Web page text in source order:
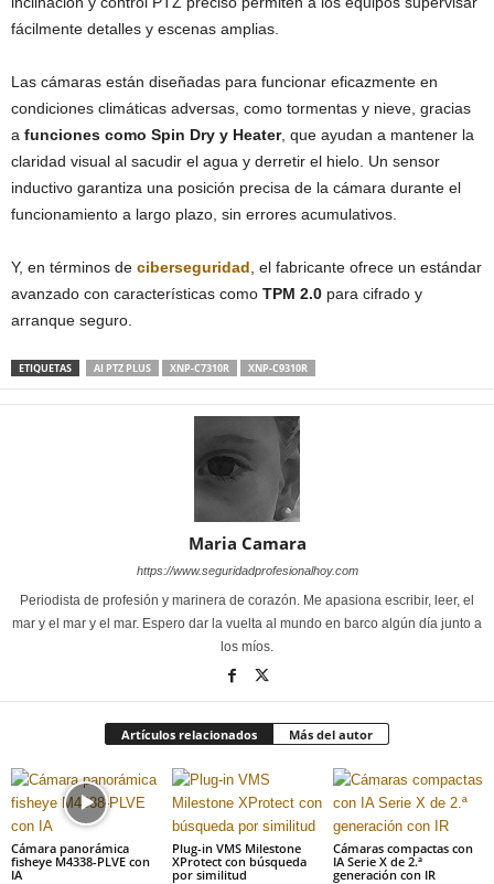
fácilmente detalles y escenas amplias.
Las cámaras están diseñadas para funcionar eficazmente en
condiciones climáticas adversas, como tormentas y nieve, gracias
a funciones como Spin Dry y Heater, que ayudan a mantener la
claridad visual al sacudir el agua y derretir el hielo. Un sensor
inductivo garantiza una posición precisa de la cámara durante el
funcionamiento a largo plazo, sin errores acumulativos.
Y, en términos de ciberseguridad , el fabricante ofrece un estándar
avanzado con características como TPM 2.0 para cifrado y
arranque seguro.
ETIQUETAS AI PTZ PLUS XNP-C7310R XNP-C9310R
Maria Camara
https://www.seguridadprofesionalhoy.com
Periodista de profesión y marinera de corazón. Me apasiona escribir, leer, el
mar y el mar y el mar. Espero dar la vuelta al mundo en barco algún día junto a
los míos.
Artículos relacionados Más del autor
Cámara panorámica
fisheye M4338-PLVE con
IA
Plug-in VMS Milestone
XProtect con búsqueda
por similitud
Cámaras compactas con
IA Serie X de 2.ª
generación con IR